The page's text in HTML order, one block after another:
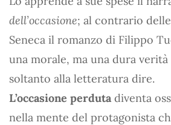
dell’occasione; al contrario delle
Seneca il romanzo di Filippo
una morale, ma una dura
soltanto alla letteratura dire.
L’occasione perduta diventa
nella mente del protagonista